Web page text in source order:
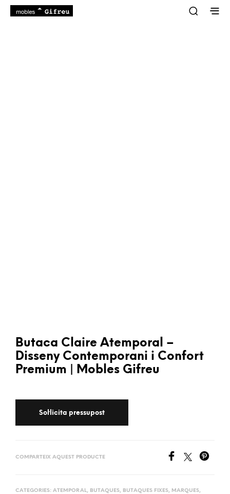
Butaca Claire Atemporal –
Disseny Contemporani i Confort
Premium | Mobles Gifreu
COMPARTEIX AQUEST PRODUCTE
CATEGORIES: ATEMPORAL, BUTAQUES, BUTAQUES FIXES, MARQUES,